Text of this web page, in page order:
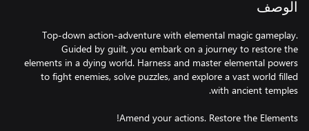
الوصف
Top-down action-adventure with elemental magic gameplay.
Guided by guilt, you embark on a journey to restore the
elements in a dying world. Harness and master elemental powers
to fight enemies, solve puzzles, and explore a vast world filled